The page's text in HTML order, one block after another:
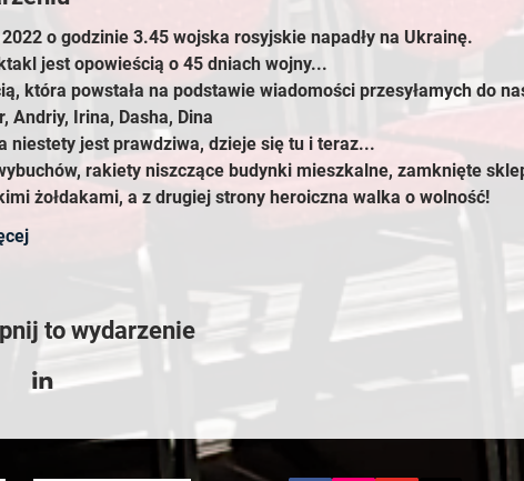
o godzinie 3.45 wojska rosyjskie napadły na Ukrainę.
jest opowieścią o 45 dniach wojny...
która powstała na podstawie wiadomości przesyłamych do
Andriy, Irina, Dasha, Dina
niestety jest prawdziwa, dzieje się tu i teraz...
rakiety niszczące budynki mieszkalne, zamknięte
żołdakami, a z drugiej strony heroiczna walka o wolność!
to wydarzenie